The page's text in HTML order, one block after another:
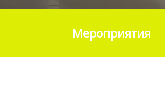
Мероприятия